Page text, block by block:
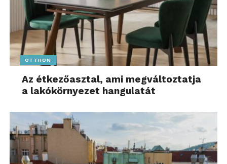
OTTHON
Az étkezőasztal, ami megváltoztatja
a lakókörnyezet hangulatát